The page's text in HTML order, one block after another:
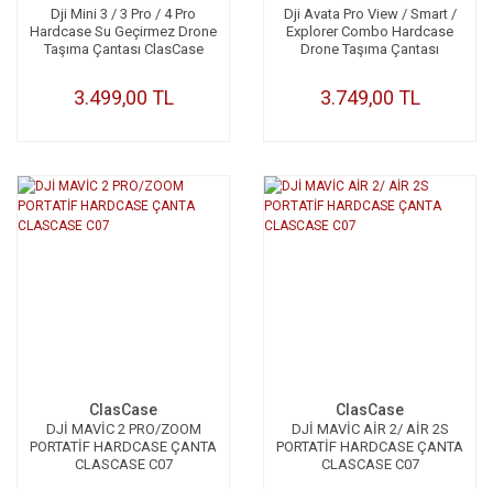
Dji Mini 3 / 3 Pro / 4 Pro
Hardcase Su Geçirmez Drone
Taşıma Çantası ClasCase
3.499,00 TL
Dji Avata Pro View / Smart /
Explorer Combo Hardcase
Drone Taşıma Çantası
3.749,00 TL
ClasCase
DJİ MAVİC 2 PRO/ZOOM
PORTATİF HARDCASE ÇANTA
CLASCASE C07
ClasCase
DJİ MAVİC AİR 2/ AİR 2S
PORTATİF HARDCASE ÇANTA
CLASCASE C07